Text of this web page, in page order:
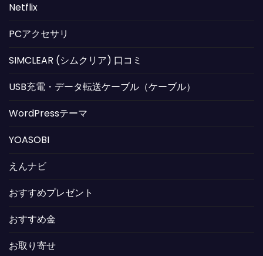
Netflix
PCアクセサリ
SIMCLEAR (シムクリア) 口コミ
USB充電・データ転送ケーブル（ケーブル）
WordPressテーマ
YOASOBI
えんナビ
おすすめプレゼント
おすすめ金
お取り寄せ